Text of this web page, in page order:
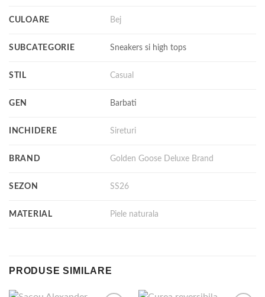
CULOARE Bej
SUBCATEGORIE Sneakers si high tops
STIL Casual
GEN Barbati
INCHIDERE Sireturi
BRAND Golden Goose Deluxe Brand
SEZON SS26
MATERIAL Piele naturala
PRODUSE SIMILARE